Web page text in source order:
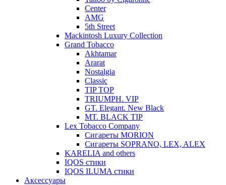
Center
AMG
5th Street
Mackintosh Luxury Collection
Grand Tobacco
Akhtamar
Ararat
Nostalgia
Classic
TIP TOP
TRIUMPH. VIP
GT. Elegant. New Black
MT. BLACK TIP
Lex Tobacco Company
Сигареты MORION
Сигареты SOPRANO, LEX, ALEX
KARELIA and others
IQOS стики
IQOS ILUMA стики
Аксессуары